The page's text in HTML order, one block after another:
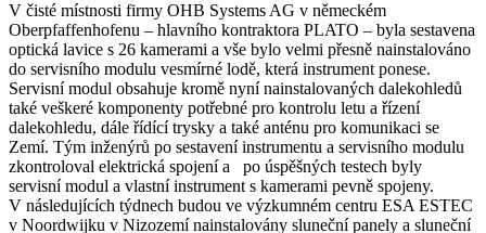
V čisté místnosti firmy OHB Systems AG v německém
Oberpfaffenhofenu – hlavního kontraktora PLATO – byla sestavena
optická lavice s 26 kamerami a vše bylo velmi přesně nainstalováno
do servisního modulu vesmírné lodě, která instrument ponese.
Servisní modul obsahuje kromě nyní nainstalovaných dalekohledů
také veškeré komponenty potřebné pro kontrolu letu a řízení
dalekohledu, dále řídící trysky a také anténu pro komunikaci se
Zemí. Tým inženýrů po sestavení instrumentu a servisního modulu
zkontroloval elektrická spojení a po úspěšných testech byly
servisní modul a vlastní instrument s kamerami pevně spojeny.
V následujících týdnech budou ve výzkumném centru ESA ESTEC
v Noordwijku v Nizozemí nainstalovány sluneční panely a sluneční